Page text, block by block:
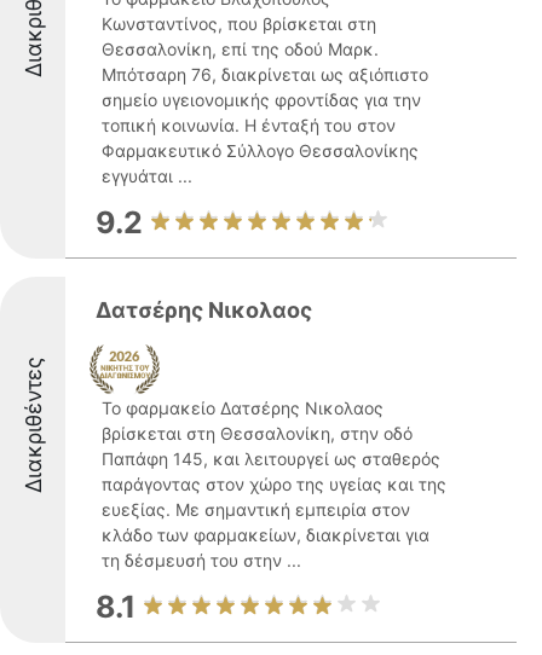
Κωνσταντίνος, που βρίσκεται στη
Θεσσαλονίκη, επί της οδού Μαρκ.
Μπότσαρη 76, διακρίνεται ως αξιόπιστο
σημείο υγειονομικής φροντίδας για την
τοπική κοινωνία. Η ένταξή του στον
Φαρμακευτικό Σύλλογο Θεσσαλονίκης
εγγυάται ...
9.2
Διακριθέντες
Δατσέρης Νικολαος
Το φαρμακείο Δατσέρης Νικολαος
βρίσκεται στη Θεσσαλονίκη, στην οδό
Παπάφη 145, και λειτουργεί ως σταθερός
παράγοντας στον χώρο της υγείας και της
ευεξίας. Με σημαντική εμπειρία στον
κλάδο των φαρμακείων, διακρίνεται για
τη δέσμευσή του στην ...
8.1